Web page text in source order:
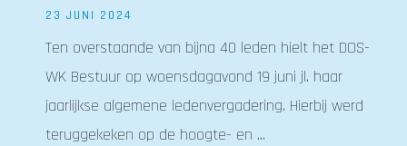
23 JUNI 2024
Ten overstaande van bijna 40 leden hielt het DOS-
WK Bestuur op woensdagavond 19 juni jl. haar
jaarlijkse algemene ledenvergadering. Hierbij werd
teruggekeken op de hoogte- en ...